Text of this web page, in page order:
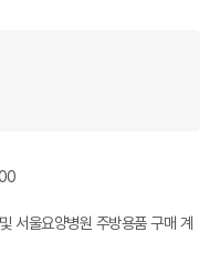
서울요양병원 주방용품 구매 계